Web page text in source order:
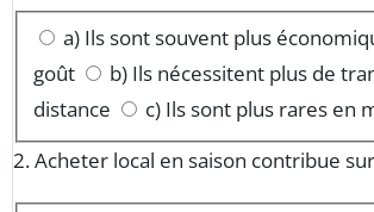
a) Ils sont souvent plus
goût
b) Ils nécessitent plus de
distance
c) Ils sont plus rares en
2. Acheter local en saison contribue